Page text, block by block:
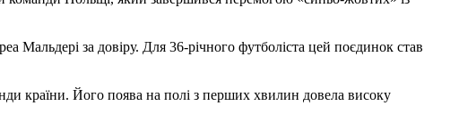
Мальдері за довіру. Для 36-річного футболіста цей поєдинок став
країни. Його поява на полі з перших хвилин довела високу